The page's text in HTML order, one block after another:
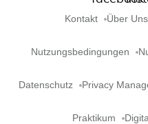
Kontakt Über Uns
Nutzungsbedingungen
Datenschutz Privacy
Praktikum